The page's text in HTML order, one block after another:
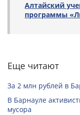
Алтайский
программы
Еще читают
За 2 млн рублей в
В Барнауле
мусора